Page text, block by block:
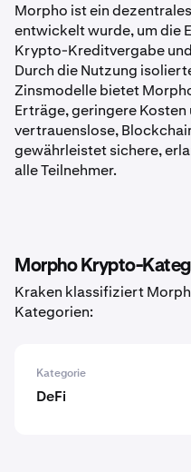
Morpho ist ein
entwickelt wurde, um die
Krypto-Kreditvergabe
Durch die Nutzung
Zinsmodelle bietet
Erträge, geringere
vertrauenslose,
gewährleistet sichere,
alle Teilnehmer.
Morpho Krypto-
Kraken klassifiziert
Kategorien:
Kategorie
DeFi